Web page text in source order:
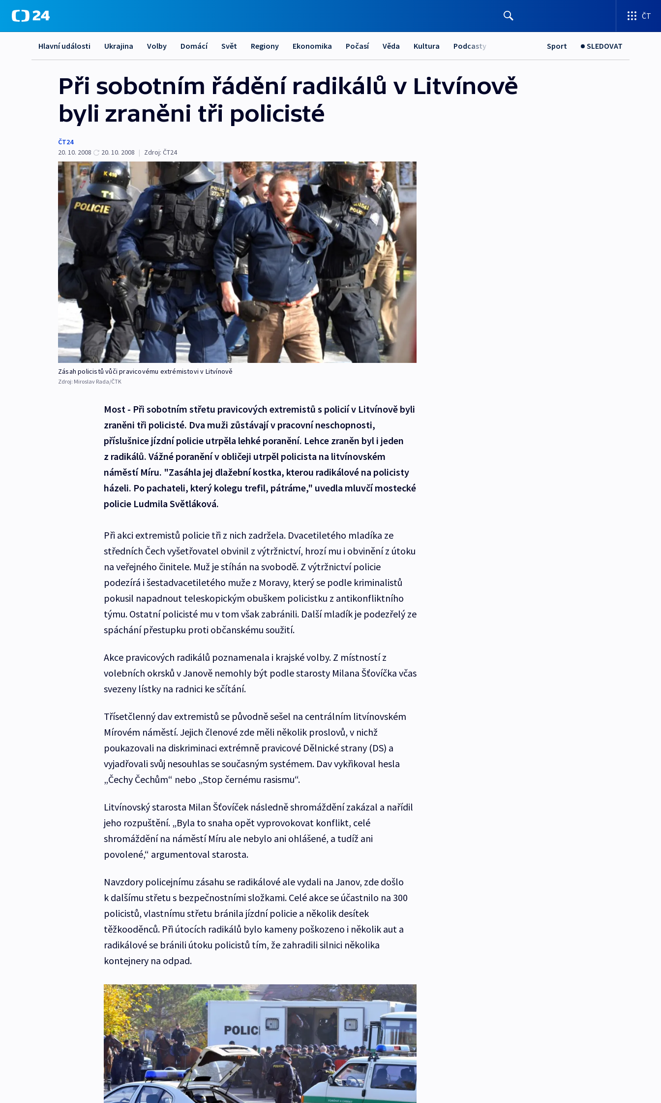
ČT
Hlavní události Ukrajina Volby Domácí Svět Regiony Ekonomika Počasí Věda Kultura Podcasty Sport SLEDOVAT
Při sobotním řádění radikálů v Litvínově
byli zraněni tři policisté
ČT24
20. 10. 2008
20. 10. 2008 | Zdroj: ČT24
Zásah policistů vůči pravicovému extrémistovi v Litvínově
Zdroj: Miroslav Rada/ČTK
Most - Při sobotním střetu pravicových extremistů s policií v Litvínově byli
zraněni tři policisté. Dva muži zůstávají v pracovní neschopnosti,
příslušnice jízdní policie utrpěla lehké poranění. Lehce zraněn byl i jeden
z radikálů. Vážné poranění v obličeji utrpěl policista na litvínovském
náměstí Míru. "Zasáhla jej dlažební kostka, kterou radikálové na policisty
házeli. Po pachateli, který kolegu trefil, pátráme," uvedla mluvčí mostecké
policie Ludmila Světláková.
Při akci extremistů policie tři z nich zadržela. Dvacetiletého mladíka ze
středních Čech vyšetřovatel obvinil z výtržnictví, hrozí mu i obvinění z útoku
na veřejného činitele. Muž je stíhán na svobodě. Z výtržnictví policie
podezírá i šestadvacetiletého muže z Moravy, který se podle kriminalistů
pokusil napadnout teleskopickým obuškem policistku z antikonfliktního
týmu. Ostatní policisté mu v tom však zabránili. Další mladík je podezřelý ze
spáchání přestupku proti občanskému soužití.
Akce pravicových radikálů poznamenala i krajské volby. Z místností z
volebních okrsků v Janově nemohly být podle starosty Milana Šťovíčka včas
svezeny lístky na radnici ke sčítání.
Třísetčlenný dav extremistů se původně sešel na centrálním litvínovském
Mírovém náměstí. Jejich členové zde měli několik proslovů, v nichž
poukazovali na diskriminaci extrémně pravicové Dělnické strany (DS) a
vyjadřovali svůj nesouhlas se současným systémem. Dav vykřikoval hesla
„Čechy Čechům“ nebo „Stop černému rasismu“.
Litvínovský starosta Milan Šťovíček následně shromáždění zakázal a nařídil
jeho rozpuštění. „Byla to snaha opět vyprovokovat konflikt, celé
shromáždění na náměstí Míru ale nebylo ani ohlášené, a tudíž ani
povolené,“ argumentoval starosta.
Navzdory policejnímu zásahu se radikálové ale vydali na Janov, zde došlo
k dalšímu střetu s bezpečnostními složkami. Celé akce se účastnilo na 300
policistů, vlastnímu střetu bránila jízdní policie a několik desítek
těžkooděnců. Při útocích radikálů bylo kameny poškozeno i několik aut a
radikálové se bránili útoku policistů tím, že zahradili silnici několika
kontejnery na odpad.